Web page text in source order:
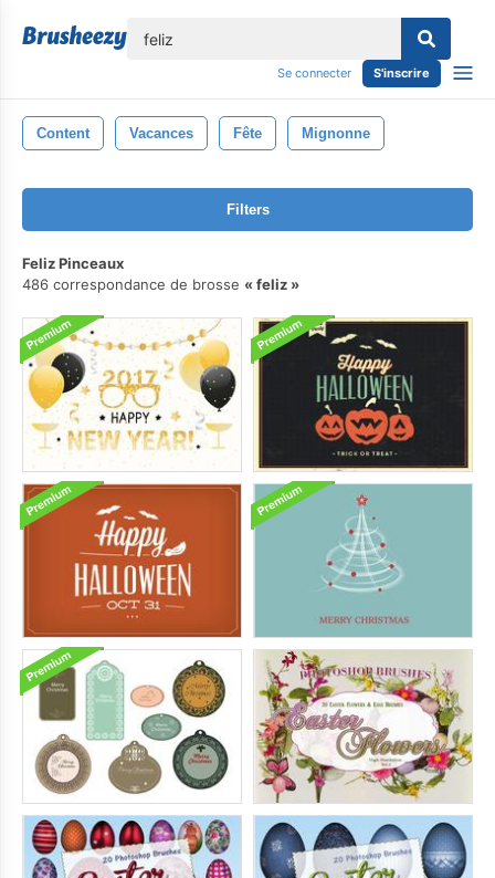
Se connecter S'inscrire
Content Vacances Fête Mignonne
Filters
Feliz Pinceaux
486 correspondance de brosse
feliz